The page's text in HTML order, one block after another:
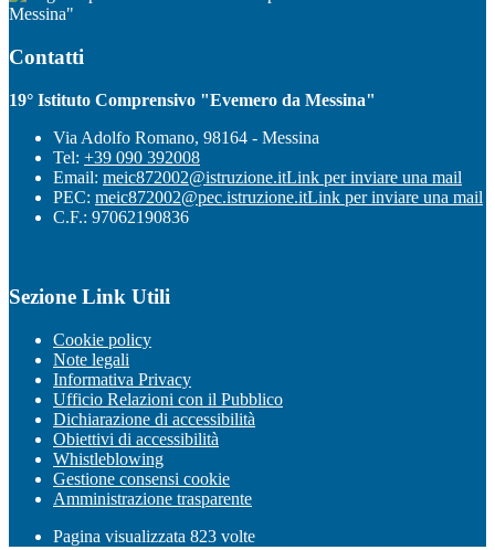
Messina"
Contatti
19° Istituto Comprensivo "Evemero da Messina"
Via Adolfo Romano, 98164 - Messina
Tel: +39 090 392008
Email: meic872002@istruzione.itLink per inviare una mail
PEC: meic872002@pec.istruzione.itLink per inviare una mail
C.F.: 97062190836
Sezione Link Utili
Cookie policy
Note legali
Informativa Privacy
Ufficio Relazioni con il Pubblico
Dichiarazione di accessibilità
Obiettivi di accessibilità
Whistleblowing
Gestione consensi cookie
Amministrazione trasparente
Pagina visualizzata 823 volte